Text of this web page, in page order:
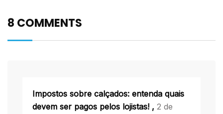
8 COMMENTS
Impostos sobre calçados: entenda quais
devem ser pagos pelos lojistas! , 2 de